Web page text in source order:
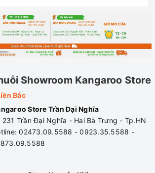
riêng biệt, với 3 chế độ nước Nóng –
cây nước nóng lạnh Kangaroo
Showroom Kangaroo Store
Bắc
Store Trần Đại Nghĩa
231 Trần Đại Nghĩa - Hai Bà Trưng - Tp.HN
02473.09.5588 - 0923.35.5588 -